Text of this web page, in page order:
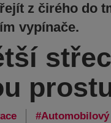
z čirého do
vypínače.
Automobilový